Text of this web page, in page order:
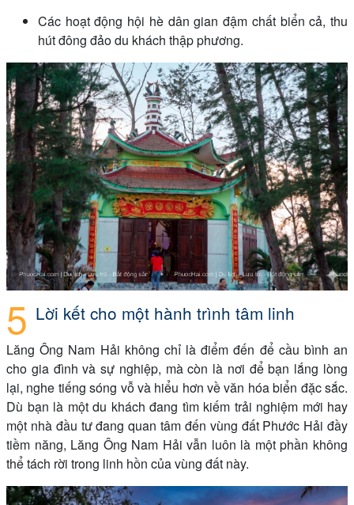
Các hoạt động hội hè dân gian đậm chất biển cả, thu
hút đông đảo du khách thập phương.
Lời kết cho một hành trình tâm linh
Lăng Ông Nam Hải không chỉ là điểm đến để cầu bình an
cho gia đình và sự nghiệp, mà còn là nơi để bạn lắng lòng
lại, nghe tiếng sóng vỗ và hiểu hơn về văn hóa biển đặc sắc.
Dù bạn là một du khách đang tìm kiếm trải nghiệm mới hay
một nhà đầu tư đang quan tâm đến vùng đất Phước Hải đầy
tiềm năng, Lăng Ông Nam Hải vẫn luôn là một phần không
thể tách rời trong linh hồn của vùng đất này.